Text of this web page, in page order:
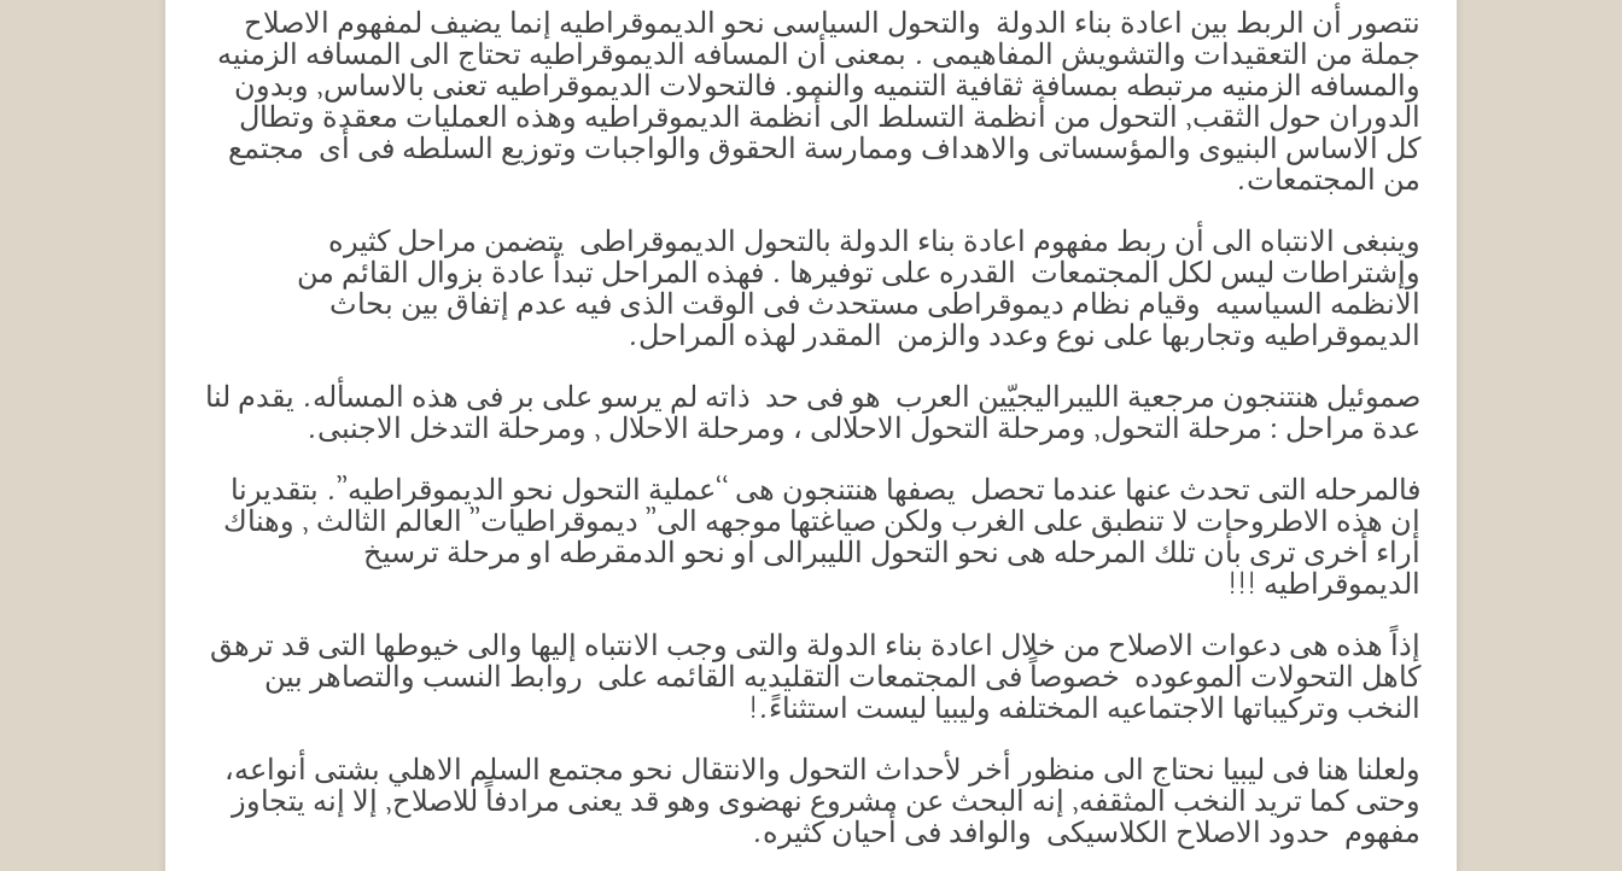
نتصور أن الربط بين اعادة بناء الدولة والتحول السياسى نحو الديموقراطيه إنما يضيف لمفهوم الاصلاح
جملة من التعقيدات والتشويش المفاهيمى . بمعنى أن المسافه الديموقراطيه تحتاج الى المسافه الزمنيه
والمسافه الزمنيه مرتبطه بمسافة ثقافية التنميه والنمو. فالتحولات الديموقراطيه تعنى بالاساس, وبدون
الدوران حول الثقب, التحول من أنظمة التسلط الى أنظمة الديموقراطيه وهذه العمليات معقدة وتطال
كل الاساس البنيوى والمؤسساتى والاهداف وممارسة الحقوق والواجبات وتوزيع السلطه فى أى مجتمع
من المجتمعات.
وينبغى الانتباه الى أن ربط مفهوم اعادة بناء الدولة بالتحول الديموقراطى يتضمن مراحل كثيره
وإشتراطات ليس لكل المجتمعات القدره على توفيرها . فهذه المراحل تبدأ عادة بزوال القائم من
الانظمه السياسيه وقيام نظام ديموقراطى مستحدث فى الوقت الذى فيه عدم إتفاق بين بحاث
الديموقراطيه وتجاربها على نوع وعدد والزمن المقدر لهذه المراحل.
صموئيل هنتنجون مرجعية الليبراليجيّين العرب هو فى حد ذاته لم يرسو على بر فى هذه المسأله. يقدم لنا
عدة مراحل : مرحلة التحول, ومرحلة التحول الاحلالى ، ومرحلة الاحلال , ومرحلة التدخل الاجنبى.
فالمرحله التى تحدث عنها عندما تحصل يصفها هنتنجون هى “عملية التحول نحو الديموقراطيه”. بتقديرنا
ان هذه الاطروحات لا تنطبق على الغرب ولكن صياغتها موجهه الى” ديموقراطيات” العالم الثالث , وهناك
أراء أخرى ترى بأن تلك المرحله هى نحو التحول الليبرالى او نحو الدمقرطه او مرحلة ترسيخ
الديموقراطيه !!!
إذاً هذه هى دعوات الاصلاح من خلال اعادة بناء الدولة والتى وجب الانتباه إليها والى خيوطها التى قد ترهق
كاهل التحولات الموعوده خصوصاً فى المجتمعات التقليديه القائمه على روابط النسب والتصاهر بين
النخب وتركيباتها الاجتماعيه المختلفه وليبيا ليست استثناءً.!
ولعلنا هنا فى ليبيا نحتاج الى منظور أخر لأحداث التحول والانتقال نحو مجتمع السلم الاهلي بشتى أنواعه،
وحتى كما تريد النخب المثقفه, إنه البحث عن مشروع نهضوى وهو قد يعنى مرادفاً للاصلاح, إلا إنه يتجاوز
مفهوم حدود الاصلاح الكلاسيكى والوافد فى أحيان كثيره.